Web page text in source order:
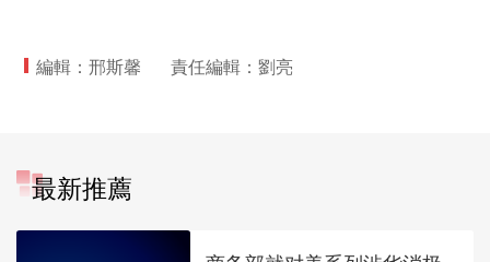
編輯：邢斯馨 責任編輯：劉亮
最新推薦